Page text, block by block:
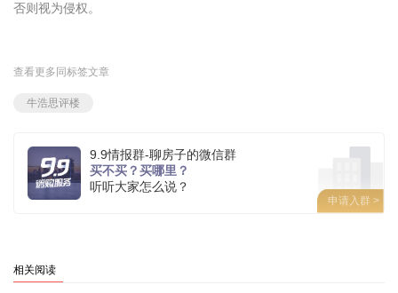
否则视为侵权。
查看更多同标签文章
牛浩思评楼
9.9情报群-聊房子的微信群
买不买？买哪里？
听听大家怎么说？
申请入群 >
相关阅读